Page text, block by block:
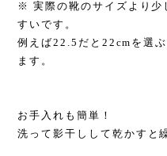
※ 実際の靴のサイズより少
すいです。
例えば22.5だと22cmを選
ます。
お手入れも簡単！
洗って影干しして乾かすと